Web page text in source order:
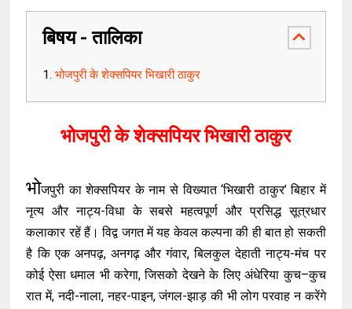
बिषय - तालिका
भोजपुरी के शेक्सपियर भिखारी ठाकुर
भोजपुरी के शेक्सपियर भिखारी ठाकुर
भोजपुरी का शेक्सपियर के नाम से विख्यात ‘भिखारी ठाकुर’ बिहार में
नृत्य और नाट्य-विधा के सबसे महत्वपूर्ण और प्रसिद्ध सूत्रधार
कलाकार रहें हैं। विद्व जगत में यह केवल कल्पना की ही बात हो सकती
है कि एक अनपढ़, अनगढ़ और गंवार, बिलकुल देहाती नाट्य-मंच पर
कोई ऐसा धमाल भी करेगा, जिसको देखने के लिए अंधेरिया कुच–कुच
रात में, नदी-नाला, नहर-पाइन, जंगल-झाड़ की भी लोग परवाह न करेंगे